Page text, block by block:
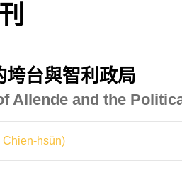
垮台與智利政局
Allende and the
Chien-hsün)